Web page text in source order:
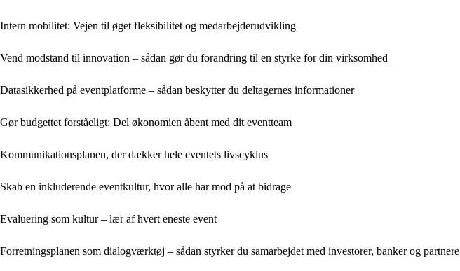
Intern mobilitet: Vejen til øget fleksibilitet og medarbejderudvikling
Vend modstand til innovation – sådan gør du forandring til en styrke for din virksomhed
Datasikkerhed på eventplatforme – sådan beskytter du deltagernes informationer
Gør budgettet forståeligt: Del økonomien åbent med dit eventteam
Kommunikationsplanen, der dækker hele eventets livscyklus
Skab en inkluderende eventkultur, hvor alle har mod på at bidrage
Evaluering som kultur – lær af hvert eneste event
Forretningsplanen som dialogværktøj – sådan styrker du samarbejdet med investorer, banker og partnere